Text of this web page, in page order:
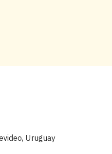
Uruguay